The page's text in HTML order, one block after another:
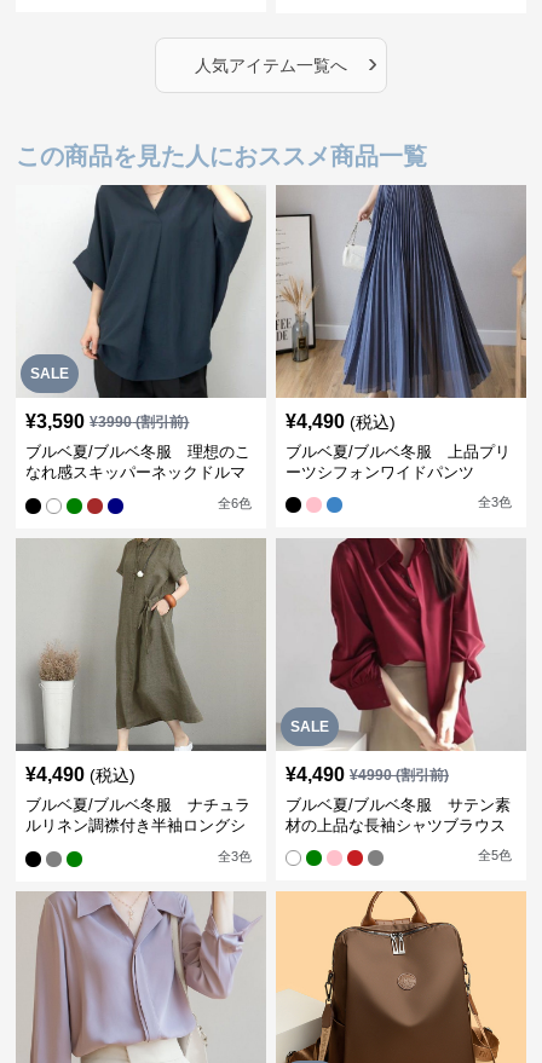
人気アイテム一覧へ ›
この商品を見た人におススメ商品一覧
SALE
¥3,590 ¥3990(割引前)
ブルベ夏/ブルベ冬服 理想のこ
なれ感スキッパーネックドルマ
全6色
¥4,490 (税込)
ブルベ夏/ブルベ冬服 上品プリ
ーツシフォンワイドパンツ
全3色
¥4,490 (税込)
ブルベ夏/ブルベ冬服 ナチュラ
ルリネン調襟付き半袖ロングシ
全3色
SALE
¥4,490 ¥4990(割引前)
ブルベ夏/ブルベ冬服 サテン素
材の上品な長袖シャツブラウス
全5色